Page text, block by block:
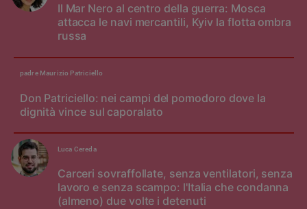
Il Mar Nero al centro della guerra: Mosca
attacca le navi mercantili, Kyiv la flotta ombra
russa
Don Patriciello: nei campi del pomodoro dove la
dignità vince sul caporalato
padre Maurizio Patriciello
Carceri sovraffollate, senza ventilatori, senza
lavoro e senza scampo: l'Italia che condanna
(almeno) due volte i detenuti
Luca Cereda